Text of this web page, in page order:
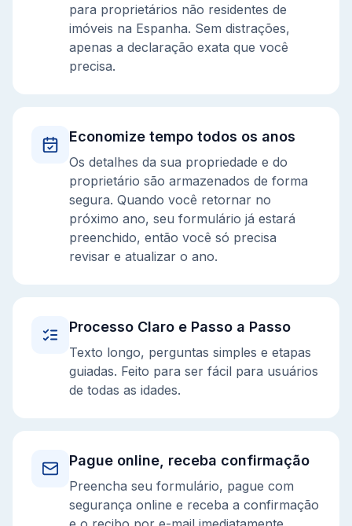
para proprietários não residentes de
imóveis na Espanha. Sem distrações,
apenas a declaração exata que você
precisa.
Economize tempo todos os anos
Os detalhes da sua propriedade e do
proprietário são armazenados de forma
segura. Quando você retornar no
próximo ano, seu formulário já estará
preenchido, então você só precisa
revisar e atualizar o ano.
Processo Claro e Passo a Passo
Texto longo, perguntas simples e etapas
guiadas. Feito para ser fácil para usuários
de todas as idades.
Pague online, receba confirmação
Preencha seu formulário, pague com
segurança online e receba a confirmação